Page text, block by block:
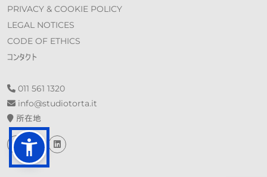
PRIVACY & COOKIE POLICY
LEGAL NOTICES
CODE OF ETHICS
コンタクト
011 561 1320
info@st​​udiotorta.it
所在地